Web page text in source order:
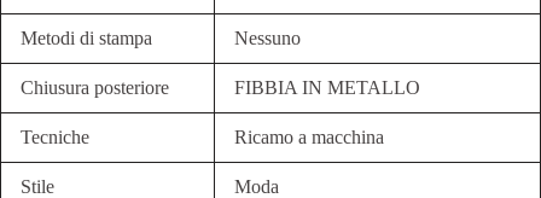
Metodi di stampa Nessuno
Chiusura posteriore FIBBIA IN METALLO
Tecniche Ricamo a macchina
Stile Moda